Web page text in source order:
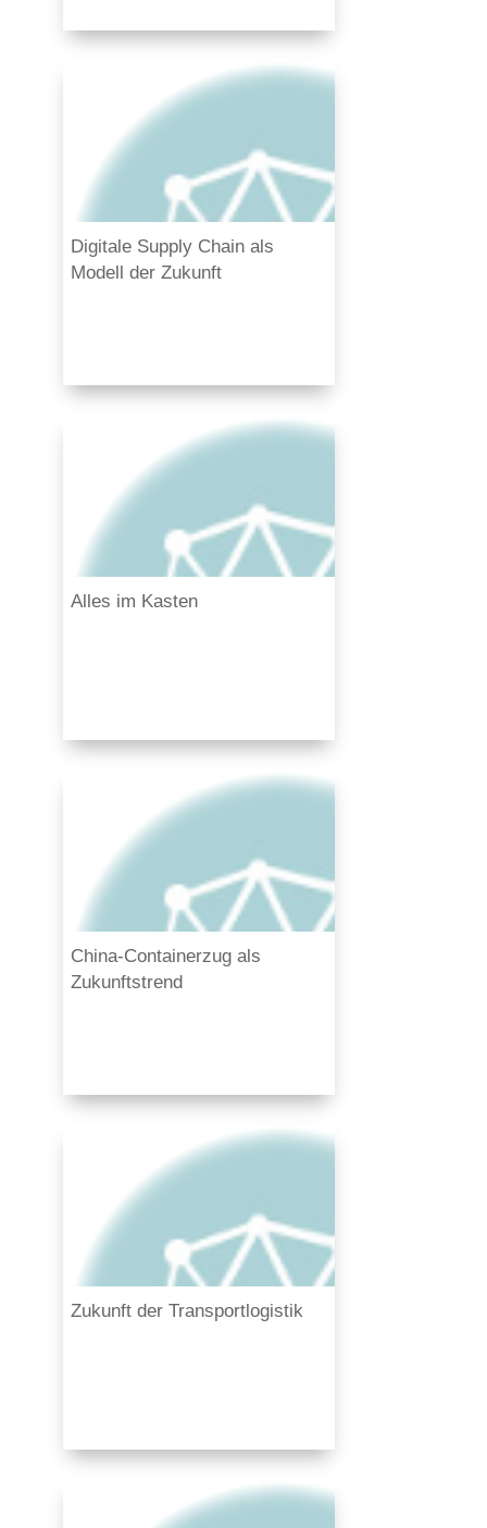
Digitale Supply Chain als
Modell der Zukunft
Alles im Kasten
China-Containerzug als
Zukunftstrend
Zukunft der Transportlogistik